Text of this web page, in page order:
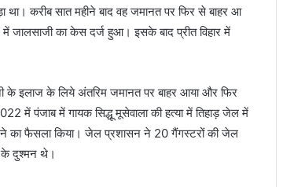
करीब सात महीने बाद वह जमानत पर फिर से बाहर आ
में जालसाजी का केस दर्ज हुआ। इसके बाद प्रीत विहार में
इलाज के लिये अंतरिम जमानत पर बाहर आया और फिर
में पंजाब में गायक सिद्धू मूसेवाला की हत्या में तिहाड़ जेल में
का फैसला किया। जेल प्रशासन ने 20 गैंगस्टरों की जेल
के दुश्मन थे।